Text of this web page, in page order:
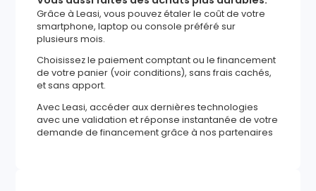
Grâce à Leasi, vous pouvez étaler le coût de votre
smartphone, laptop ou console préféré sur
plusieurs mois.
Choisissez le paiement comptant ou le financement
de votre panier (voir conditions), sans frais cachés,
et sans apport.
Avec Leasi, accéder aux dernières technologies
avec une validation et réponse instantanée de votre
demande de financement grâce à nos partenaires